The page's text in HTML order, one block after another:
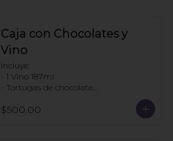
Caja con Chocolates y
Vino
Incluye:
- 1 Vino 187ml
- Tortugas de chocolate
- Pretzels con chocolate
$500.00